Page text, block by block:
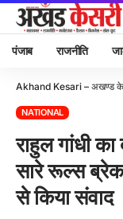
पंजाब राजनीति
Akhand Kesari – अखण्ड
NATIONAL
राहुल गांधी का
सारे रूल्स
से किया संवाद